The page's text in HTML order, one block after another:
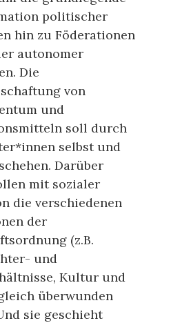
politischer
hin zu Föderationen
autonomer
Die
von
und
soll durch
selbst und
Darüber
mit sozialer
die verschiedenen
der
(z.B.
und
Kultur und
überwunden
sie geschieht